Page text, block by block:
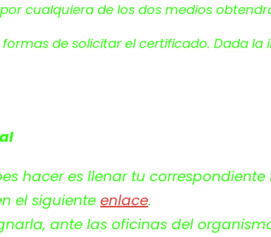
cualquiera de los dos medios
de solicitar el certificado. Dada
hacer es llenar tu
el siguiente enlace.
ante las oficinas del